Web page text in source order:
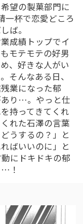
望の製菓部門に
一杯で恋愛どころ
ば。
成績トップでイ
モテモテの好男
、好きな人がい
そんなある日、
業になった郁
あり…。やっと仕
持ってきてくれ
れた石澤の言葉
うするの？」と
ばいいのに」と
にドキドキの郁
！